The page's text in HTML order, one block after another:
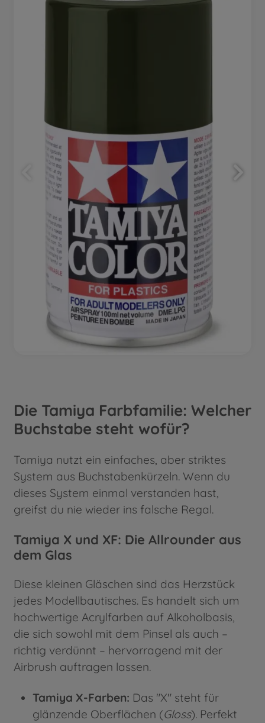
Die Tamiya Farbfamilie: Welcher
Buchstabe steht wofür?
Tamiya nutzt ein einfaches, aber striktes
System aus Buchstabenkürzeln. Wenn du
dieses System einmal verstanden hast,
greifst du nie wieder ins falsche Regal.
Tamiya X und XF: Die Allrounder aus
dem Glas
Diese kleinen Gläschen sind das Herzstück
jedes Modellbautisches. Es handelt sich um
hochwertige Acrylfarben auf Alkoholbasis,
die sich sowohl mit dem Pinsel als auch –
richtig verdünnt – hervorragend mit der
Airbrush auftragen lassen.
Tamiya X-Farben: Das "X" steht für
glänzende Oberflächen (Gloss). Perfekt